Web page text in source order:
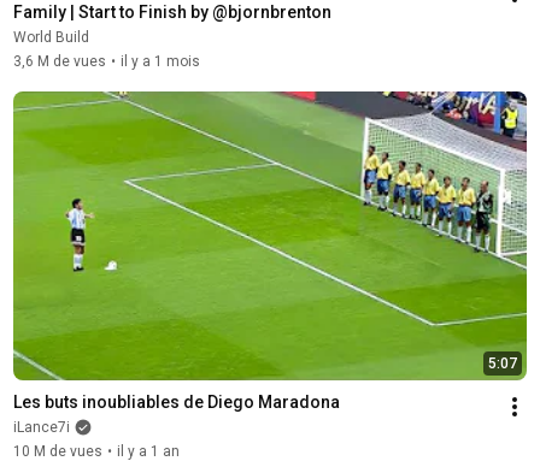
Family | Start to Finish by @bjornbrenton
World Build
3,6 M de vues • il y a 1 mois
5:07
Les buts inoubliables de Diego Maradona
iLance7i
10 M de vues • il y a 1 an